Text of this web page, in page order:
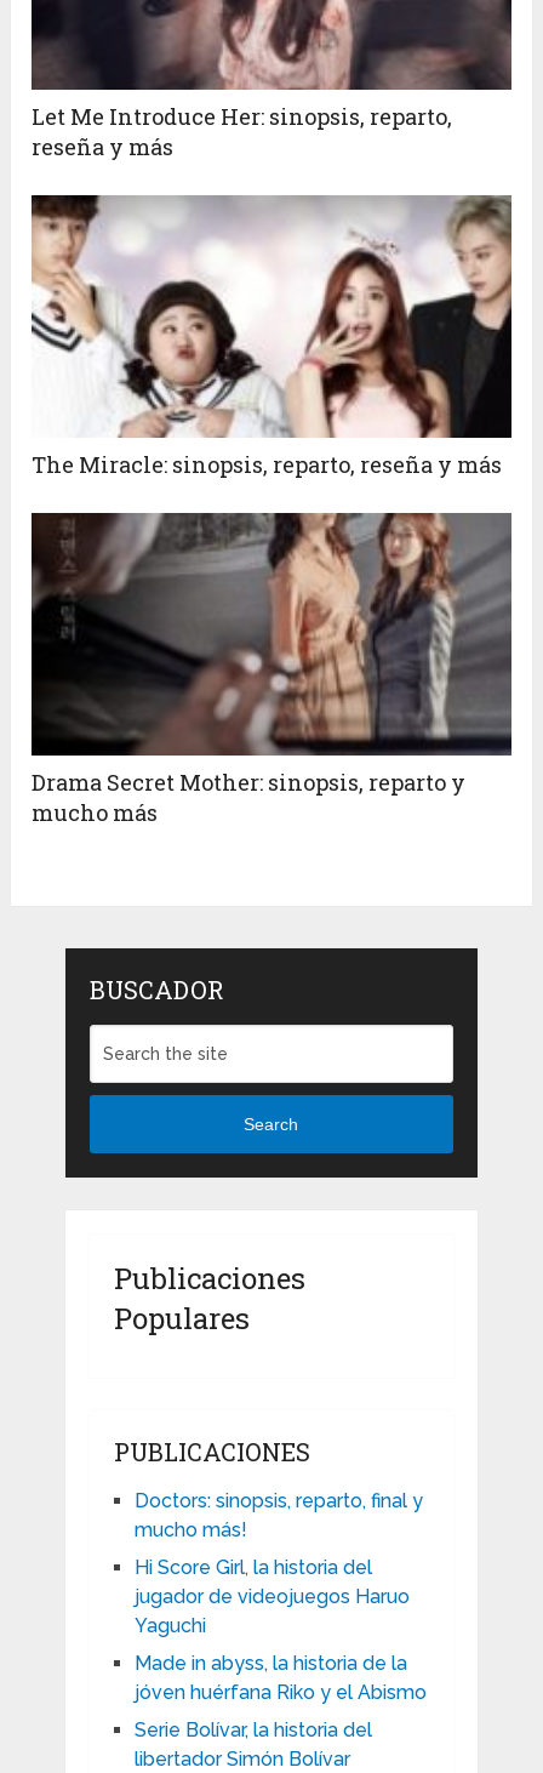
Let Me Introduce Her: sinopsis, reparto,
reseña y más
The Miracle: sinopsis, reparto, reseña y más
Drama Secret Mother: sinopsis, reparto y
mucho más
BUSCADOR
Search
Publicaciones
Populares
PUBLICACIONES
Doctors: sinopsis, reparto, final y
mucho más!
Hi Score Girl, la historia del
jugador de videojuegos Haruo
Yaguchi
Made in abyss, la historia de la
jóven huérfana Riko y el Abismo
Serie Bolívar, la historia del
libertador Simón Bolívar